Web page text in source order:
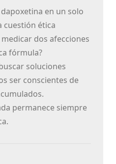
en un solo
cuestión ética
dos afecciones
fórmula?
soluciones
ser conscientes de
permanece siempre